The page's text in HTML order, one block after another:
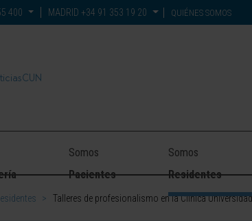
400 MADRID +34 91 353 19 20 QUIÉNES SOMOS
Somos
Pacientes
Somos
Residentes
> Talleres de profesionalismo en la Clínica